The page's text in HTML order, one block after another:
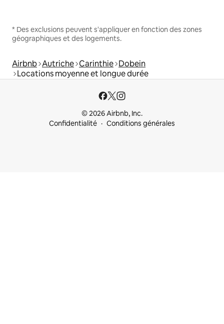
* Des exclusions peuvent s'appliquer en fonction des zones
géographiques et des logements.
Airbnb Autriche Carinthie Dobein
Locations moyenne et longue durée
© 2026 Airbnb, Inc.
Confidentialité
Conditions générales